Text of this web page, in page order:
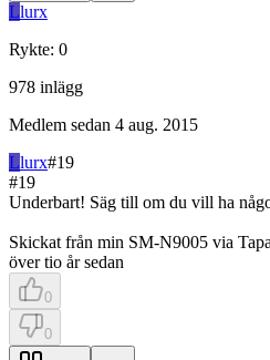
Llurx
Rykte: 0
978 inlägg
Medlem sedan 4 aug. 2015
Llurx#19
#19
Underbart! Säg till om du vill ha
Skickat från min SM-N9005 via
över tio år sedan
0
0